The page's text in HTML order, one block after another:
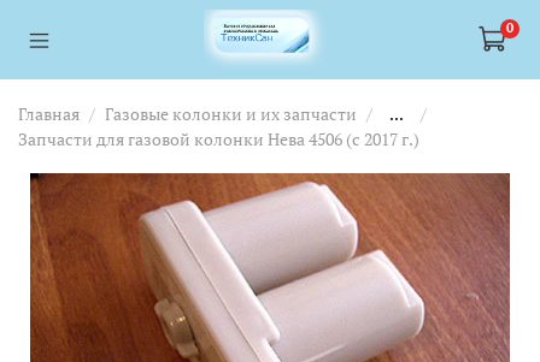
0
Главная Газовые колонки и их запчасти
...
Запчасти для газовой колонки Нева 4506 (с 2017 г.)
<a href="https://webmaster.yandex.ru/siteinfo/?site=https://
<a href="https://webmaster.yandex.ru/siteinfo/?site=https://